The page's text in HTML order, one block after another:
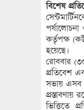
বিশেষ
পর্যালোচনা
কর্তৃপক্ষ
হয়েছে।
রোববার
প্রতিবেশ
সভায় এসব
প্রস্তাবণায়
ভিত্তিতে